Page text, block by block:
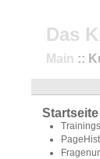
Das
Main ::
Startseite